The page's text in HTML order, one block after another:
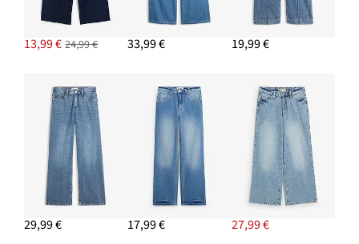
PRIDAŤ DO KOŠÍKA
Pletený sveter
19,99 € -13%
PRIDAŤ DO KOŠÍKA
13,99 € 24,99 € 33,99 € 19,99 €
29,99 € 17,99 € 27,99 €